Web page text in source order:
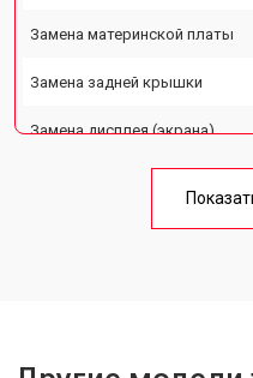
Замена материнской платы
Замена задней крышки
Замена дисплея (экрана)
Ремонт цепи питания